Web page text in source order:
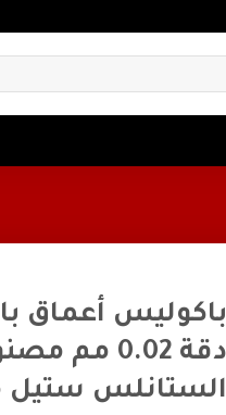
باكوليس أعماق
دقة 0.02 مم
الستانلس ستيل